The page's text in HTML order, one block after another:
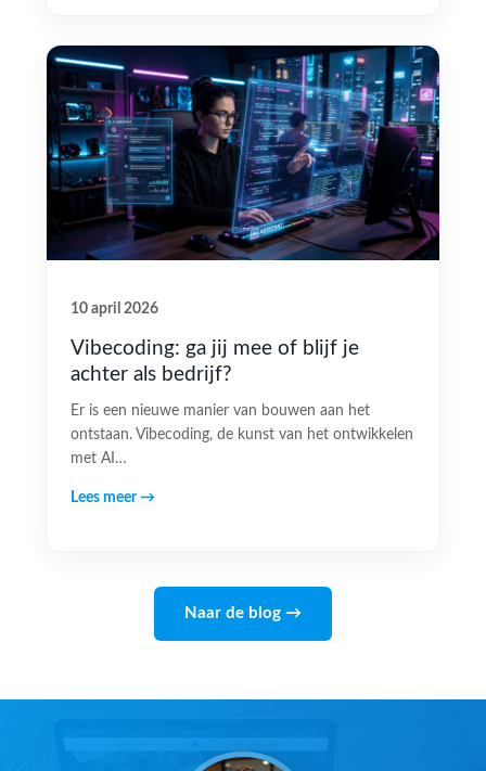
10 april 2026
Vibecoding: ga jij mee of blijf je
achter als bedrijf?
Er is een nieuwe manier van bouwen aan het
ontstaan. Vibecoding, de kunst van het ontwikkelen
met AI…
Lees meer →
Naar de blog →